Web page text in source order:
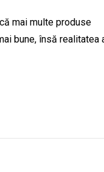
mai multe produse
bune, însă realitatea